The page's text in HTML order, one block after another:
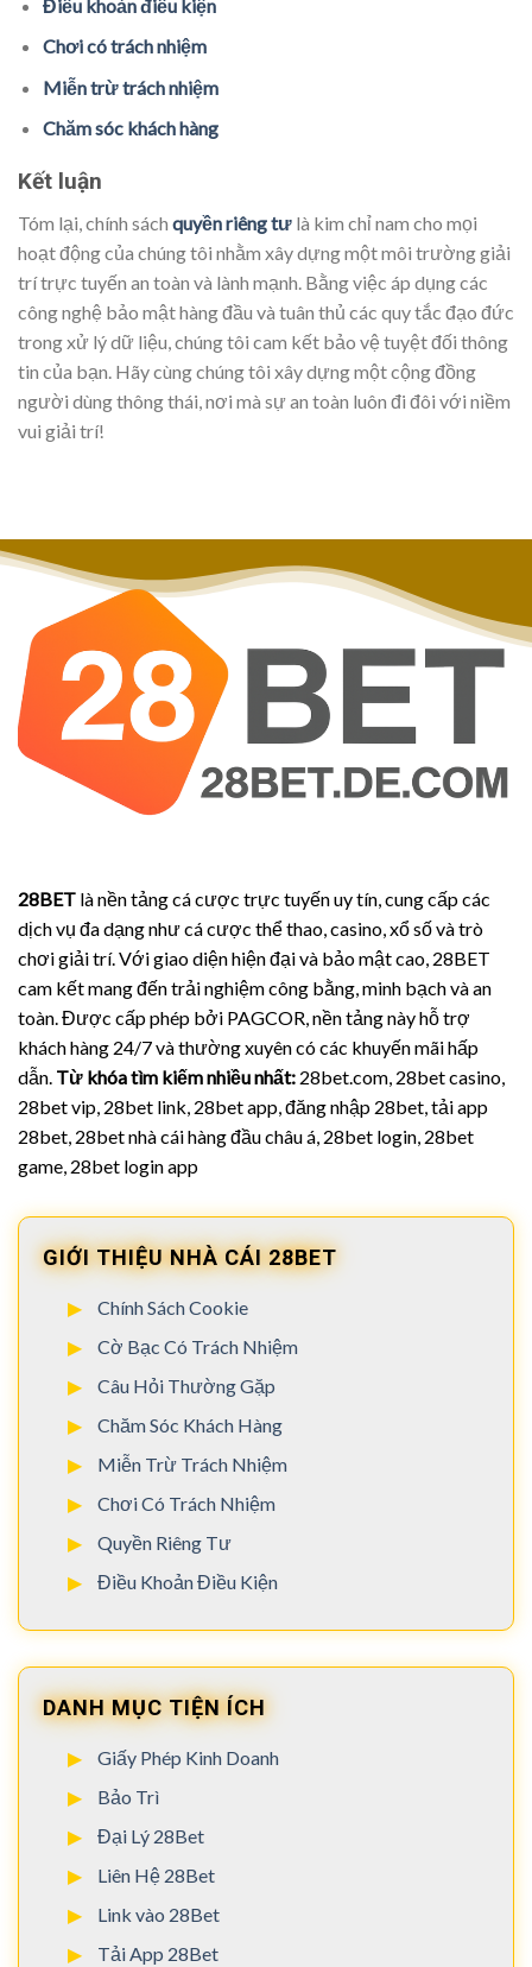
Điều khoản điều kiện
Chơi có trách nhiệm
Miễn trừ trách nhiệm
Chăm sóc khách hàng
Kết luận
Tóm lại, chính sách quyền riêng tư là kim chỉ nam cho mọi
hoạt động của chúng tôi nhằm xây dựng một môi trường giải
trí trực tuyến an toàn và lành mạnh. Bằng việc áp dụng các
công nghệ bảo mật hàng đầu và tuân thủ các quy tắc đạo đức
trong xử lý dữ liệu, chúng tôi cam kết bảo vệ tuyệt đối thông
tin của bạn. Hãy cùng chúng tôi xây dựng một cộng đồng
người dùng thông thái, nơi mà sự an toàn luôn đi đôi với niềm
vui giải trí!
28BET là nền tảng cá cược trực tuyến uy tín, cung cấp các
dịch vụ đa dạng như cá cược thể thao, casino, xổ số và trò
chơi giải trí. Với giao diện hiện đại và bảo mật cao, 28BET
cam kết mang đến trải nghiệm công bằng, minh bạch và an
toàn. Được cấp phép bởi PAGCOR, nền tảng này hỗ trợ
khách hàng 24/7 và thường xuyên có các khuyến mãi hấp
dẫn. Từ khóa tìm kiếm nhiều nhất: 28bet.com, 28bet casino,
28bet vip, 28bet link, 28bet app, đăng nhập 28bet, tải app
28bet, 28bet nhà cái hàng đầu châu á, 28bet login, 28bet
game, 28bet login app
GIỚI THIỆU NHÀ CÁI 28BET
Chính Sách Cookie
Cờ Bạc Có Trách Nhiệm
Câu Hỏi Thường Gặp
Chăm Sóc Khách Hàng
Miễn Trừ Trách Nhiệm
Chơi Có Trách Nhiệm
Quyền Riêng Tư
Điều Khoản Điều Kiện
DANH MỤC TIỆN ÍCH
Giấy Phép Kinh Doanh
Bảo Trì
Đại Lý 28Bet
Liên Hệ 28Bet
Link vào 28Bet
Tải App 28Bet